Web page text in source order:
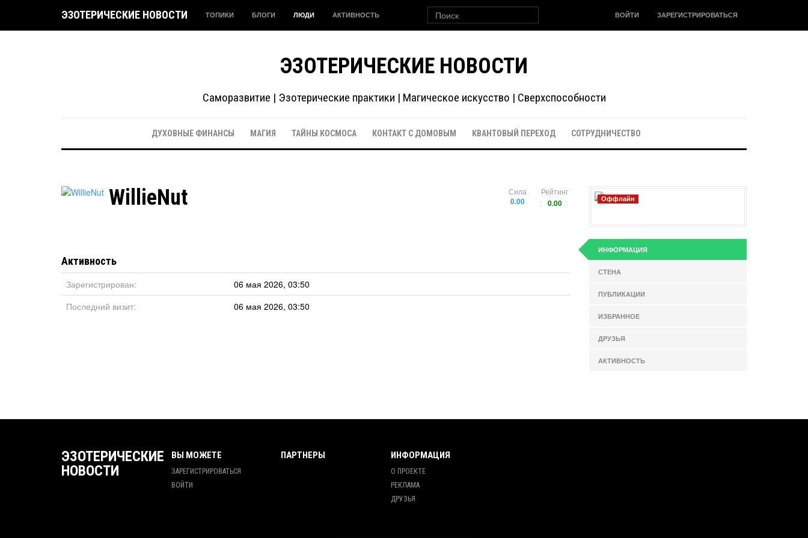
ЭЗОТЕРИЧЕСКИЕ НОВОСТИ ТОПИКИ БЛОГИ ЛЮДИ АКТИВНОСТЬ ВОЙТИ ЗАРЕГИСТРИРОВАТЬСЯ
ЭЗОТЕРИЧЕСКИЕ НОВОСТИ
Саморазвитие | Эзотерические практики | Магическое искусство | Сверхспособности
ДУХОВНЫЕ ФИНАНСЫ МАГИЯ ТАЙНЫ КОСМОСА КОНТАКТ С ДОМОВЫМ КВАНТОВЫЙ ПЕРЕХОД СОТРУДНИЧЕСТВО
Рейтинг
0.00
Сила
0.00
WillieNut
Активность
Зарегистрирован:
06 мая 2026, 03:50
Последний визит:
06 мая 2026, 03:50
Оффлайн
ИНФОРМАЦИЯ
СТЕНА
ПУБЛИКАЦИИ
ИЗБРАННОЕ
ДРУЗЬЯ
АКТИВНОСТЬ
ЭЗОТЕРИЧЕСКИЕ
НОВОСТИ
ВЫ МОЖЕТЕ
ЗАРЕГИСТРИРОВАТЬСЯ
ВОЙТИ
ПАРТНЕРЫ ИНФОРМАЦИЯ
О ПРОЕКТЕ
РЕКЛАМА
ДРУЗЬЯ